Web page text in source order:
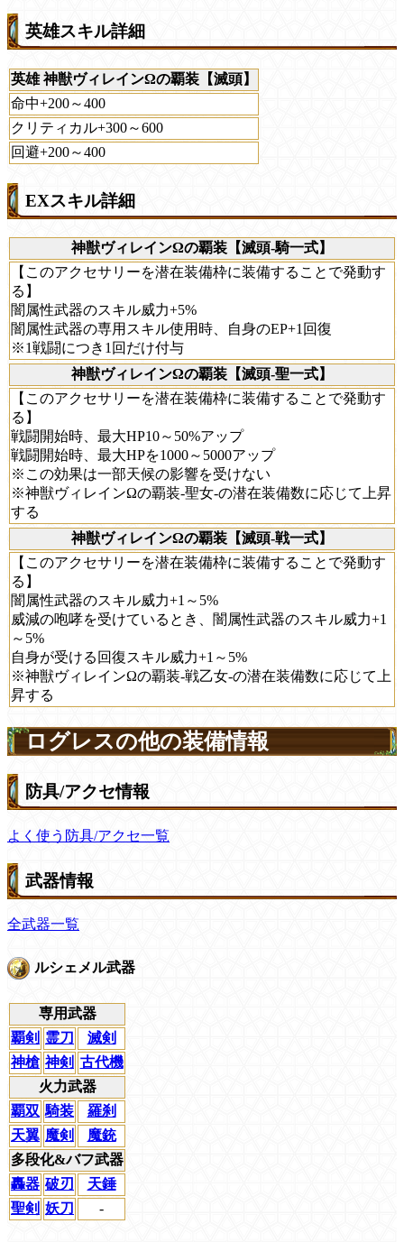
英雄スキル詳細
英雄 神獣ヴィレインΩの覇装【滅頭】
命中+200～400
クリティカル+300～600
回避+200～400
EXスキル詳細
神獣ヴィレインΩの覇装【滅頭-騎一式】
【このアクセサリーを潜在装備枠に装備することで発動す
る】
闇属性武器のスキル威力+5%
闇属性武器の専用スキル使用時、自身のEP+1回復
※1戦闘につき1回だけ付与
神獣ヴィレインΩの覇装【滅頭-聖一式】
【このアクセサリーを潜在装備枠に装備することで発動す
る】
戦闘開始時、最大HP10～50%アップ
戦闘開始時、最大HPを1000～5000アップ
※この効果は一部天候の影響を受けない
※神獣ヴィレインΩの覇装-聖女-の潜在装備数に応じて上昇
する
神獣ヴィレインΩの覇装【滅頭-戦一式】
【このアクセサリーを潜在装備枠に装備することで発動す
る】
闇属性武器のスキル威力+1～5%
威減の咆哮を受けているとき、闇属性武器のスキル威力+1
～5%
自身が受ける回復スキル威力+1～5%
※神獣ヴィレインΩの覇装-戦乙女-の潜在装備数に応じて上
昇する
ログレスの他の装備情報
防具/アクセ情報
よく使う防具/アクセ一覧
武器情報
全武器一覧
ルシェメル武器
専用武器
覇剣 霊刀
滅剣
神槍 神剣 古代機
火力武器
覇双 騎装
羅刹
天翼 魔剣
魔銃
多段化&バフ武器
轟器 破刃
天錘
聖剣 妖刀 -